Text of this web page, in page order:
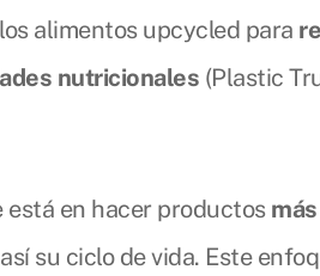
alimentos upcycled para
nutricionales (Plastic
en hacer productos
su ciclo de vida. Este